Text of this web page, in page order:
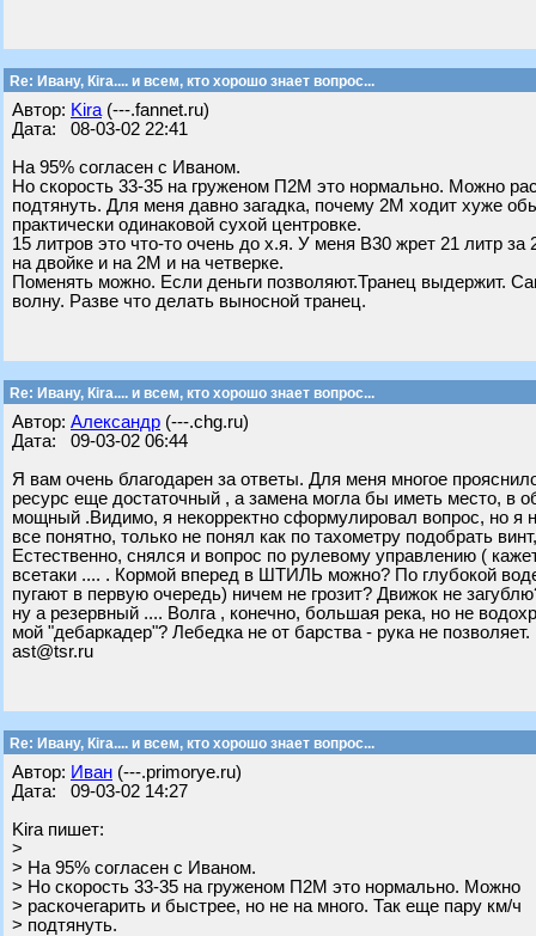
Re: Ивану, Кira.... и всем, кто хорошо знает вопрос...
Автор: Kira (---.fannet.ru)
Дата: 08-03-02 22:41
На 95% согласен с Иваном.
Но скорость 33-35 на груженом П2М это нормально. Можно
подтянуть. Для меня давно загадка, почему 2М ходит хуже
практически одинаковой сухой центровке.
15 литров это что-то очень до х.я. У меня В30 жрет 21 литр
на двойке и на 2М и на четверке.
Поменять можно. Если деньги позволяют.Транец выдержит.
волну. Разве что делать выносной транец.
Re: Ивану, Кira.... и всем, кто хорошо знает вопрос...
Автор: Александр (---.chg.ru)
Дата: 09-03-02 06:44
Я вам очень благодарен за ответы. Для меня многое
ресурс еще достаточный , а замена могла бы иметь место, в
мощный .Видимо, я некорректно сформулировал вопрос, но я
все понятно, только не понял как по тахометру подобрать
Естественно, снялся и вопрос по рулевому управлению (
всетаки .... . Кормой вперед в ШТИЛЬ можно? По глубокой
пугают в первую очередь) ничем не грозит? Движок не
ну а резервный .... Волга , конечно, большая река, но не
мой "дебаркадер"? Лебедка не от барства - рука не
ast@tsr.ru
Re: Ивану, Кira.... и всем, кто хорошо знает вопрос...
Автор: Иван (---.primorye.ru)
Дата: 09-03-02 14:27
Kira пишет:
>
> На 95% согласен с Иваном.
> Но скорость 33-35 на груженом П2М это нормально. Можно
> раскочегарить и быстрее, но не на много. Так еще пару км/ч
> подтянуть.